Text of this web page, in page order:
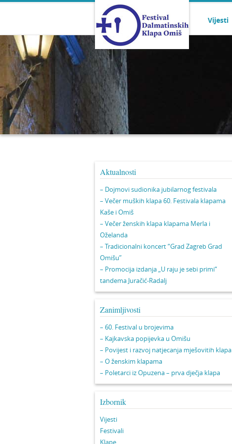
Vijesti
Aktualnosti
– Dojmovi sudionika jubilarnog festivala
– Večer muških klapa 60. Festivala klapama
Kaše i Omiš
– Večer ženskih klapa klapama Merla i
Oželanda
– Tradicionalni koncert “Grad Zagreb Grad
Omišu”
– Promocija izdanja „U raju je sebi primi“
tandema Juračić-Radalj
Zanimljivosti
– 60. Festival u brojevima
– Kajkavska popijevka u Omišu
– Povijest i razvoj natjecanja mješovitih klapa
– O ženskim klapama
– Poletarci iz Opuzena – prva dječja klapa
Izbornik
Vijesti
Festivali
Klape